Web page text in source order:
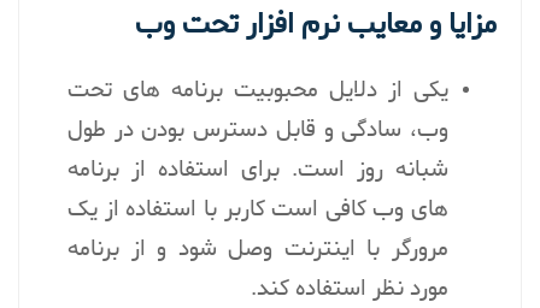
مزایا و معایب نرم افزار تحت وب
یکی از دلایل محبوبیت برنامه های تحت
وب، سادگی و قابل دسترس بودن در طول
شبانه روز است. برای استفاده از برنامه
های وب کافی است کاربر با استفاده از یک
مرورگر با اینترنت وصل شود و از برنامه
مورد نظر استفاده کند.